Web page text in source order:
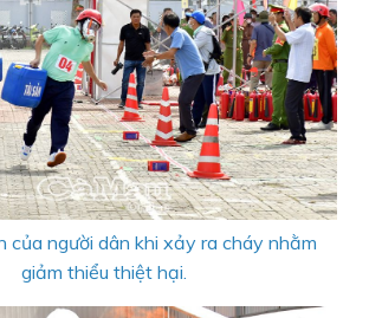
của người dân khi xảy ra cháy nhằm
giảm thiểu thiệt hại.